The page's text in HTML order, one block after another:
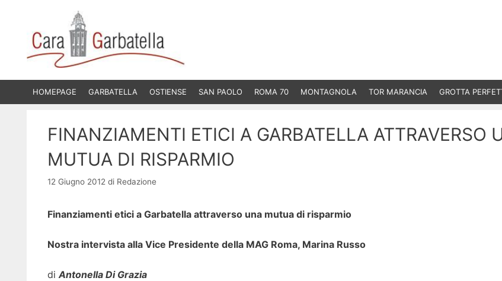
contenuto
HOMEPAGE GARBATELLA OSTIENSE SAN PAOLO ROMA 70 MONTAGNOLA TOR MARANCIA GROTTA
FINANZIAMENTI ETICI A GARBATELLA ATTRAVERSO
MUTUA DI RISPARMIO
12 Giugno 2012 di Redazione
Finanziamenti etici a Garbatella attraverso una mutua di risparmio
Nostra intervista alla Vice Presidente della MAG Roma, Marina Russo
di Antonella Di Grazia